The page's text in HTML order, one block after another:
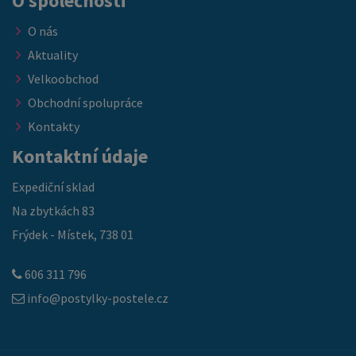
O nás
Aktuality
Velkoobchod
Obchodní spolupráce
Kontakty
Kontaktní údaje
Expediční sklad
Na zbytkách 83
Frýdek - Místek, 738 01
606 311 796
info@postylky-postele.cz